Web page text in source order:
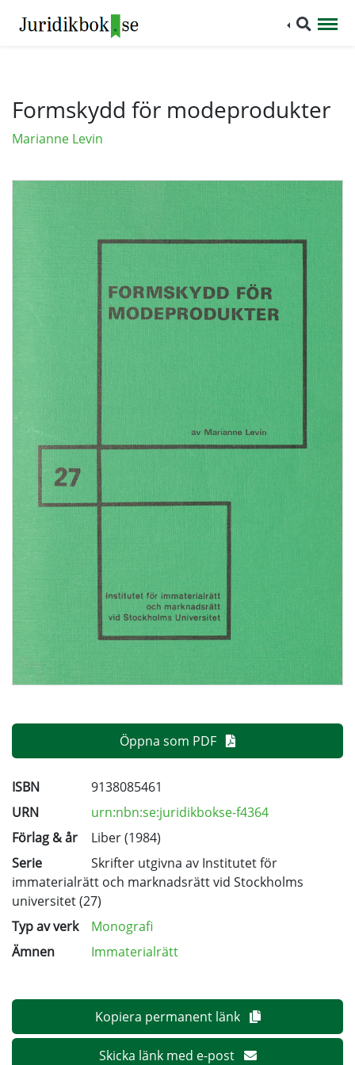
Formskydd för modeprodukter
Marianne Levin
Öppna som PDF
ISBN
9138085461
URN
urn:nbn:se:juridikbokse-f4364
Förlag & år
Liber (1984)
Serie
Skrifter utgivna av Institutet för
immaterialrätt och marknadsrätt vid Stockholms
universitet(27)
Typ av verk
Monografi
Ämnen
Immaterialrätt
Kopiera permanent länk
Skicka länk med e-post